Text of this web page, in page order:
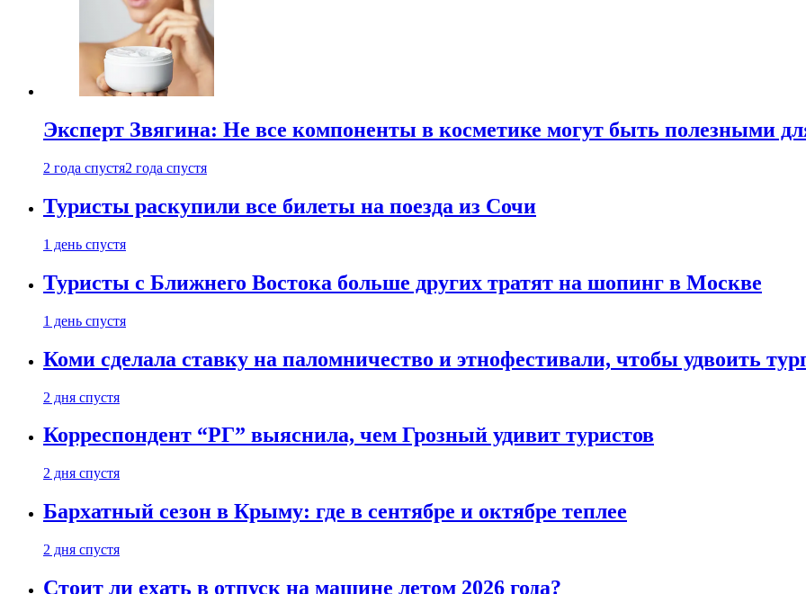
Эксперт Звягина: Не все компоненты в косметике могут быть полезными
2 года спустя2 года спустя
Туристы раскупили все билеты на поезда из Сочи
1 день спустя
Туристы с Ближнего Востока больше других тратят на шопинг в Москве
1 день спустя
Коми сделала ставку на паломничество и этнофестивали, чтобы удвоить
2 дня спустя
Корреспондент “РГ” выяснила, чем Грозный удивит туристов
2 дня спустя
Бархатный сезон в Крыму: где в сентябре и октябре теплее
2 дня спустя
Стоит ли ехать в отпуск на машине летом 2026 года?